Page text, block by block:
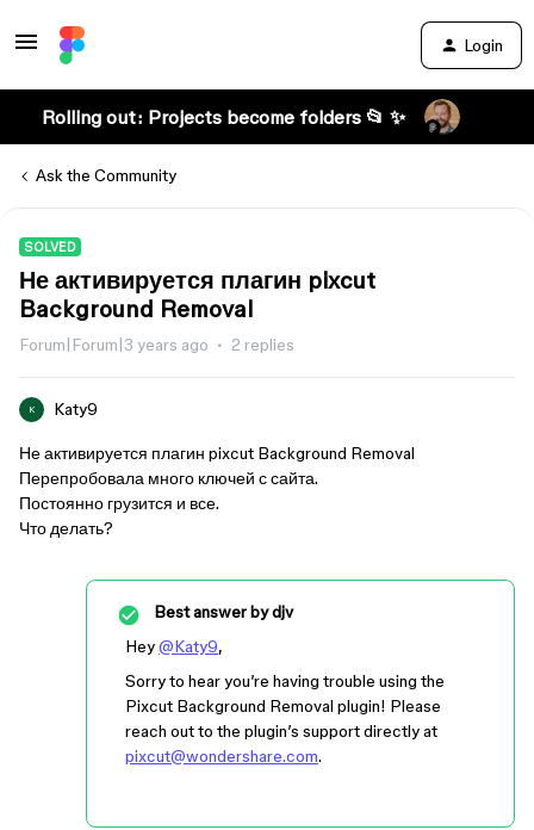
Login
Rolling out: Projects become folders 📂 ✨
Ask the Community
SOLVED
Не активируется плагин pixcut
Background Removal
Forum|Forum|3 years ago 2 replies
K Katy9
Не активируется плагин pixcut Background Removal
Перепробовала много ключей с сайта.
Постоянно грузится и все.
Что делать?
Best answer bydjv
Hey@Katy9,
Sorry to hear you’re having trouble using the
Pixcut Background Removal plugin! Please
reach out to the plugin’s support directly at
pixcut@wondershare.com.